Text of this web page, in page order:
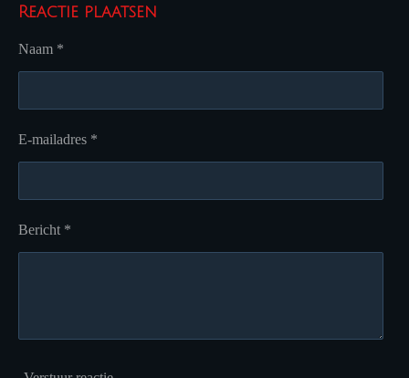
Reactie plaatsen
Naam *
E-mailadres *
Bericht *